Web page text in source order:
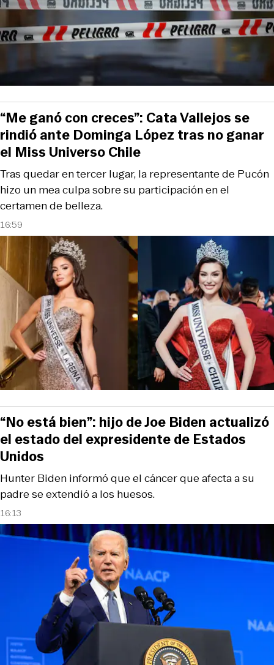
16:59
Tras quedar en tercer lugar, la representante de Pucón
hizo un mea culpa sobre su participación en el
certamen de belleza.
“Me ganó con creces”: Cata Vallejos se
rindió ante Dominga López tras no ganar
el Miss Universo Chile
16:13
Hunter Biden informó que el cáncer que afecta a su
padre se extendió a los huesos.
“No está bien”: hijo de Joe Biden actualizó
el estado del expresidente de Estados
Unidos